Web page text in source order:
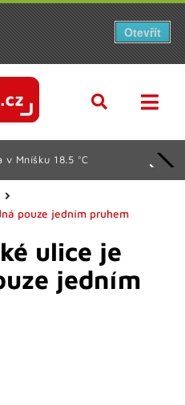
Mníšku 18.5 °C
pouze jedním pruhem
ulice je
jedním
Otevřít